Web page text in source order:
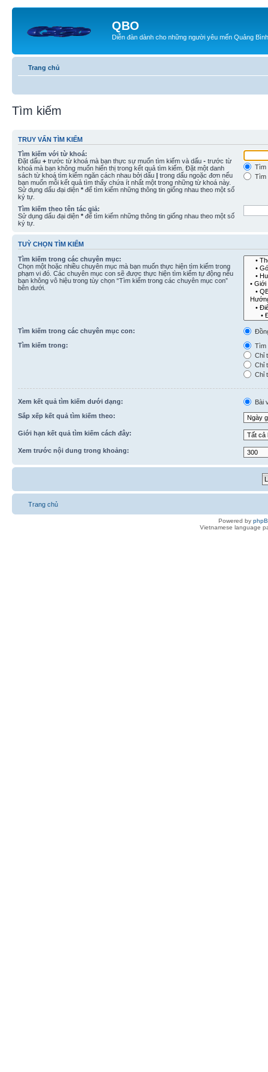
QBO
Diễn đàn dành cho những người yêu mến Quảng Bình
Trang chủ
Tìm kiếm
TRUY VẤN TÌM KIẾM
Tìm kiếm với từ khoá:
Đặt dấu + trước từ khoá mà bạn thực sự muốn tìm kiếm và dấu - trước từ
khoá mà bạn không muốn hiển thị trong kết quả tìm kiếm. Đặt một danh
sách từ khoá tìm kiếm ngăn cách nhau bởi dấu | trong dấu ngoặc đơn nếu
bạn muốn mỗi kết quả tìm thấy chứa ít nhất một trong những từ khoá này.
Sử dụng dấu đại diện * để tìm kiếm những thông tin giống nhau theo một số
ký tự.
Tìm
Tìm
Tìm kiếm theo tên tác giả:
Sử dụng dấu đại diện * để tìm kiếm những thông tin giống nhau theo một số
ký tự.
TUỲ CHỌN TÌM KIẾM
Tìm kiếm trong các chuyên mục:
Chọn một hoặc nhiều chuyên mục mà bạn muốn thực hiện tìm kiếm trong
phạm vi đó. Các chuyên mục con sẽ được thực hiện tìm kiếm tự động nếu
bạn không vô hiệu trong tùy chọn “Tìm kiếm trong các chuyên mục con”
bên dưới.
Tìm kiếm trong các chuyên mục con:
Tìm kiếm trong:
Tìm
Chỉ
Chỉ
Chỉ
Xem kết quả tìm kiếm dưới dạng:
Bài
Sắp xếp kết quả tìm kiếm theo:
Giới hạn kết quả tìm kiếm cách đây:
Xem trước nội dung trong khoảng:
Trang chủ
Powered by
Vietnamese language